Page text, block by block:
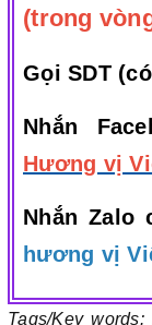
(trong
Gọi SDT
Nhắn
Hương vị
Nhắn Zalo
hương vị
Tags/Key